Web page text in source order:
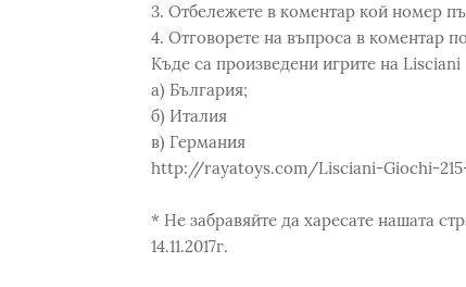
3. Отбележете в коментар кой номер
4. Отговорете на въпроса в коментар
Къде са произведени игрите на Lisciani
a) България;
б) Италия
в) Германия
http://rayatoys.com/Lisciani-Giochi-
* Не забравяйте да харесате нашата
14.11.2017г.